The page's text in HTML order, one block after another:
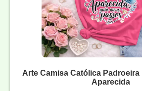
Arte Camisa Católica
Aparecida